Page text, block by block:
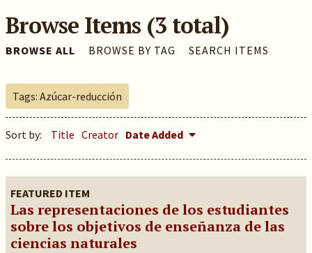
Browse Items (3 total)
BROWSE ALL BROWSE BY TAG SEARCH ITEMS
Tags: Azúcar-reducción
Sort by: Title Creator Date Added
FEATURED ITEM
Las representaciones de los estudiantes
sobre los objetivos de enseñanza de las
ciencias naturales